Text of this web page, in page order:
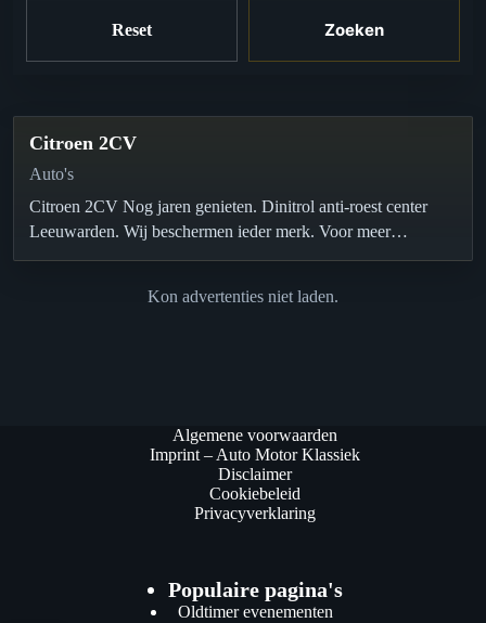
Reset Zoeken
Citroen 2CV
Auto's
Citroen 2CV Nog jaren genieten. Dinitrol anti-roest center
Leeuwarden. Wij beschermen ieder merk. Voor meer
informatie www.gosliga.com of bel 058-2130850…
Kon advertenties niet laden.
Algemene voorwaarden
Imprint – Auto Motor Klassiek
Disclaimer
Cookiebeleid
Privacyverklaring
Populaire pagina's
Oldtimer evenementen